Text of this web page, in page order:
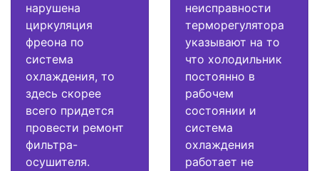
нарушена
циркуляция
фреона по
система
охлаждения, то
здесь скорее
всего придется
провести ремонт
фильтра-
осушителя.
неисправности
терморегулятора
указывают на то
что холодильник
постоянно в
рабочем
состоянии и
система
охлаждения
работает не